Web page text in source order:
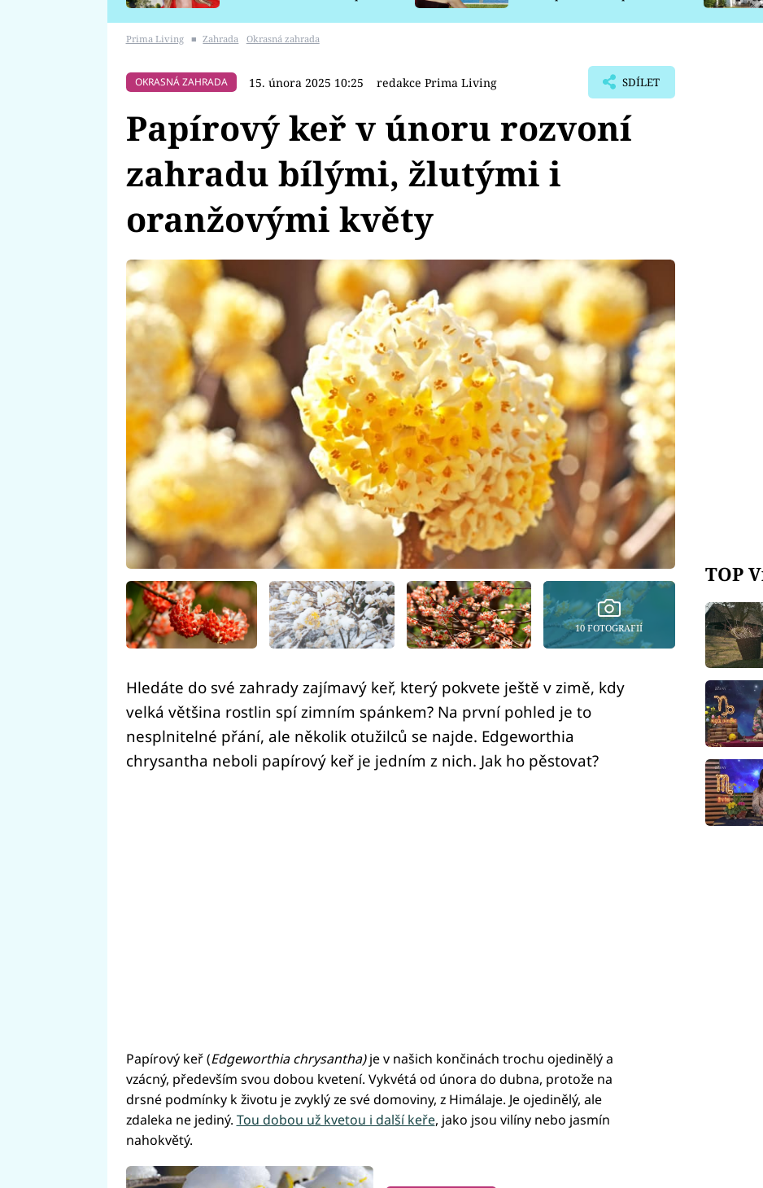
Prima Living ■ Zahrada Okrasná zahrada
OKRASNÁ ZAHRADA 15. února 2025 10:25 redakce Prima Living SDÍLET
Papírový keř v únoru rozvoní
zahradu bílými, žlutými i
oranžovými květy
10 FOTOGRAFIÍ
Hledáte do své zahrady zajímavý keř, který pokvete ještě v zimě, kdy
velká většina rostlin spí zimním spánkem? Na první pohled je to
nesplnitelné přání, ale několik otužilců se najde. Edgeworthia
chrysantha neboli papírový keř je jedním z nich. Jak ho pěstovat?
Papírový keř (Edgeworthia chrysantha)je v našich končinách trochu ojedinělý a
vzácný, především svou dobou kvetení. Vykvétá od února do dubna, protože na
drsné podmínky k životu je zvyklý ze své domoviny, z Himálaje. Je ojedinělý, ale
zdaleka ne jediný. Tou dobou už kvetou i další keře, jako jsou vilíny nebo jasmín
nahokvětý.
TOP